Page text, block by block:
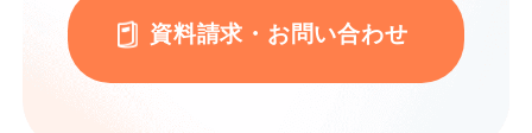
資料請求・お問い合わせ